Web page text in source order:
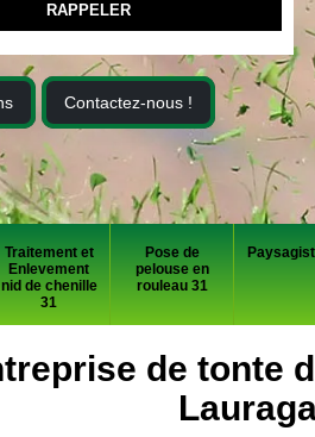
Contactez-nous !
Traitement et
Enlevement
nid de chenille
31
Pose de
pelouse en
rouleau 31
de tonte